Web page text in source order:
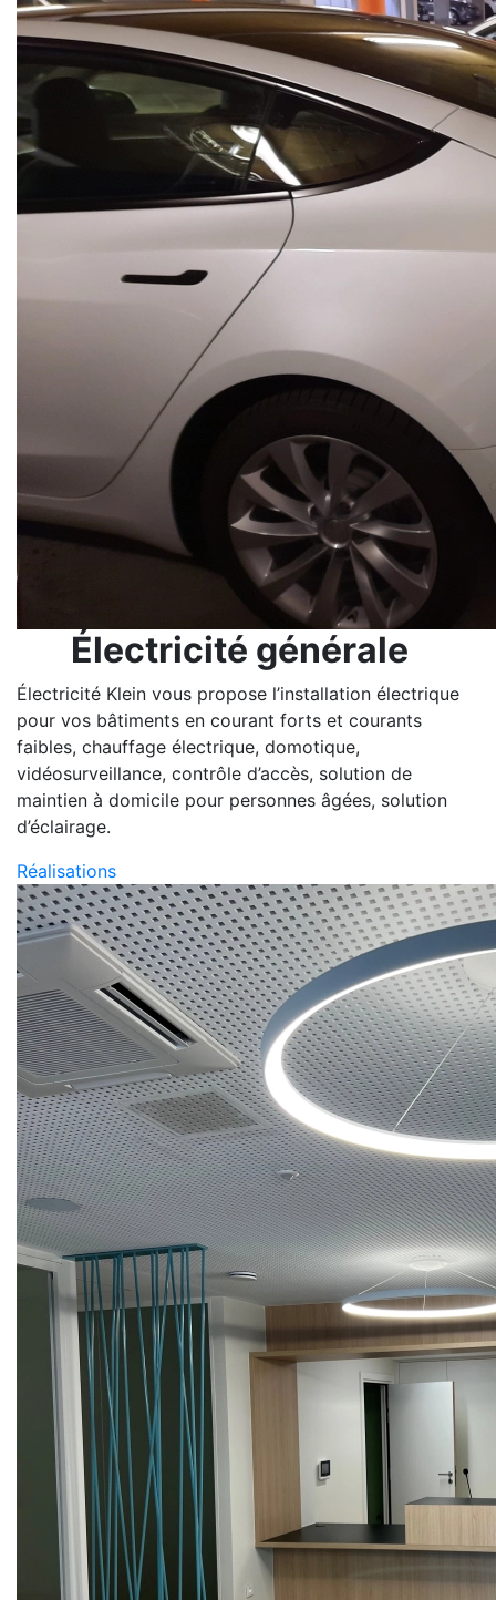
Électricité générale
Électricité Klein vous propose l’installation électrique
pour vos bâtiments en courant forts et courants
faibles, chauffage électrique, domotique,
vidéosurveillance, contrôle d’accès, solution de
maintien à domicile pour personnes âgées, solution
d’éclairage.
Réalisations